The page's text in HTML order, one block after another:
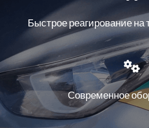
Быстрое реагирование
Современное